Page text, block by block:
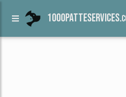
1000patteservices.